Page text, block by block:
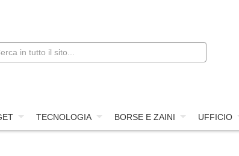
TECNOLOGIA BORSE E ZAINI UFFICIO